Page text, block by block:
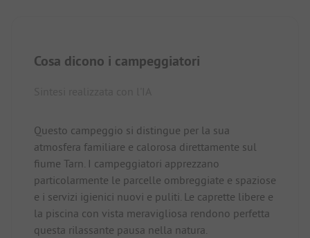
Cosa dicono i campeggiatori
Questo campeggio si distingue per la sua
atmosfera familiare e calorosa direttamente sul
fiume Tarn. I campeggiatori apprezzano
particolarmente le parcelle ombreggiate e spaziose
e i servizi igienici nuovi e puliti. Le caprette libere e
la piscina con vista meravigliosa rendono perfetta
questa rilassante pausa nella natura.